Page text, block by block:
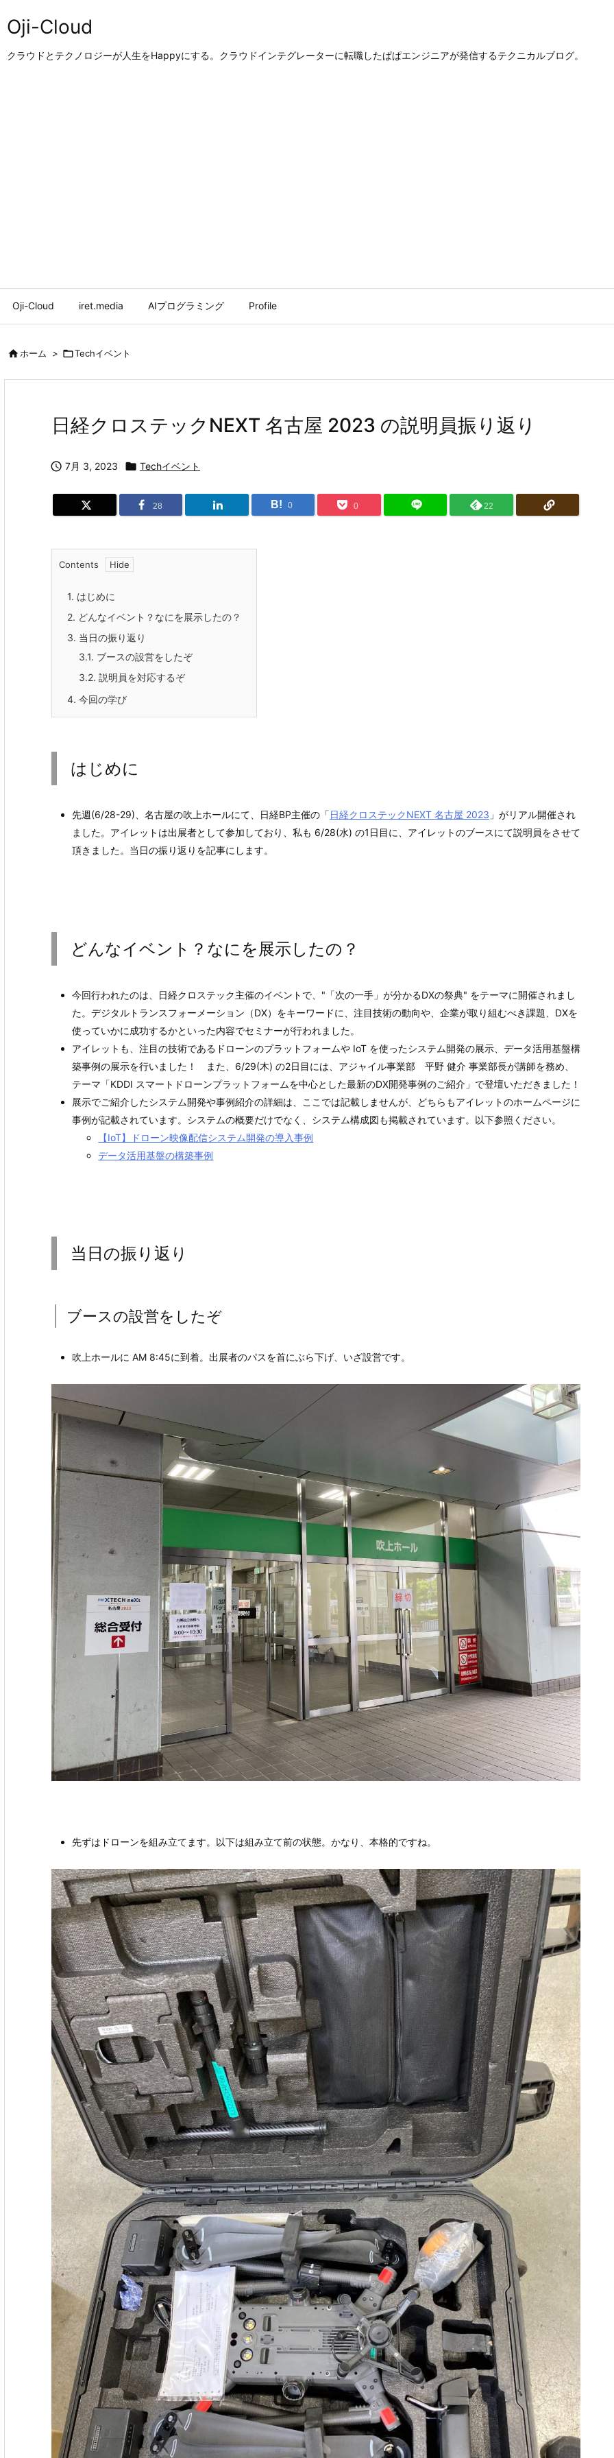
Oji-Cloud
クラウドとテクノロジーが人生をHappyにする。クラウドインテグレーターに転職したぱぱエンジニアが発信するテクニカルブログ。
Oji-Cloud iret.media AIプログラミング Profile
ホーム > Techイベント
日経クロステックNEXT 名古屋 2023 の説明員振り返り
 7月 3, 2023  Techイベント
28 B! 0 0 22
Contents
1. はじめに
2. どんなイベント？なにを展示したの？
3. 当日の振り返り
3.1. ブースの設営をしたぞ
3.2. 説明員を対応するぞ
4. 今回の学び
はじめに
先週(6/28-29)、名古屋の吹上ホールにて、日経BP主催の「日経クロステックNEXT 名古屋 2023 」がリアル開催され
ました。アイレットは出展者として参加しており、私も 6/28(水) の1日目に、アイレットのブースにて説明員をさせて
頂きました。当日の振り返りを記事にします。
どんなイベント？なにを展示したの？
今回行われたのは、日経クロステック主催のイベントで、"「次の一手」が分かるDXの祭典" をテーマに開催されまし
た。デジタルトランスフォーメーション（DX）をキーワードに、注目技術の動向や、企業が取り組むべき課題、DXを
使っていかに成功するかといった内容でセミナーが行われました。
アイレットも、注目の技術であるドローンのプラットフォームや IoT を使ったシステム開発の展示、データ活用基盤構
築事例の展示を行いました！ また、6/29(木) の2日目には、アジャイル事業部 平野 健介 事業部長が講師を務め、
テーマ「KDDI スマートドローンプラットフォームを中心とした最新のDX開発事例のご紹介」で登壇いただきました！
展示でご紹介したシステム開発や事例紹介の詳細は、ここでは記載しませんが、どちらもアイレットのホームページに
事例が記載されています。システムの概要だけでなく、システム構成図も掲載されています。以下参照ください。
【IoT】ドローン映像配信システム開発の導入事例
データ活用基盤の構築事例
当日の振り返り
ブースの設営をしたぞ
吹上ホールに AM 8:45に到着。出展者のパスを首にぶら下げ、いざ設営です。
先ずはドローンを組み立てます。以下は組み立て前の状態。かなり、本格的ですね。